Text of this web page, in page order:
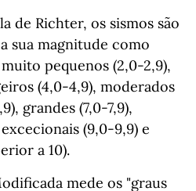
de Richter, os sismos são
sua magnitude como
pequenos (2,0-2,9),
(4,0-4,9), moderados
grandes (7,0-7,9),
(9,0-9,9) e
a 10).
mede os "graus